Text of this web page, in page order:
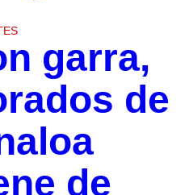
garra,
de
de